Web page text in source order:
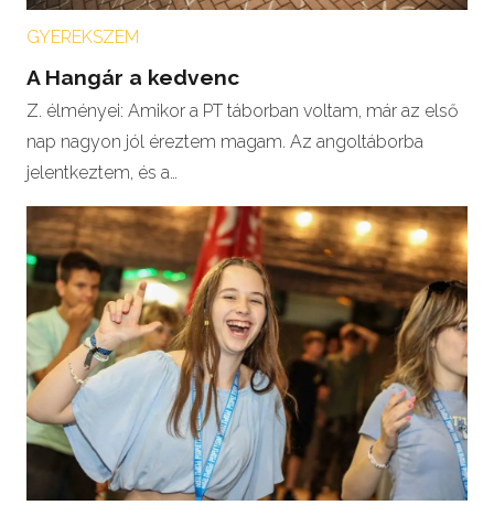
GYEREKSZEM
A Hangár a kedvenc
Z. élményei: Amikor a PT táborban voltam, már az első
nap nagyon jól éreztem magam. Az angoltáborba
jelentkeztem, és a…